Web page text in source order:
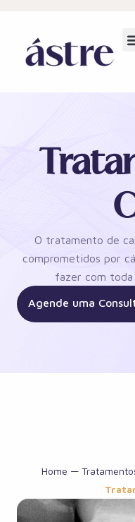
O tratamento de
comprometidos por
fazer com toda
Agende uma
Home —